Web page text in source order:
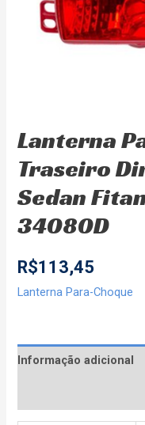
Lanterna
Traseiro
Sedan
34080D
R$113,45
Lanterna Para-Choque
Informação adicional